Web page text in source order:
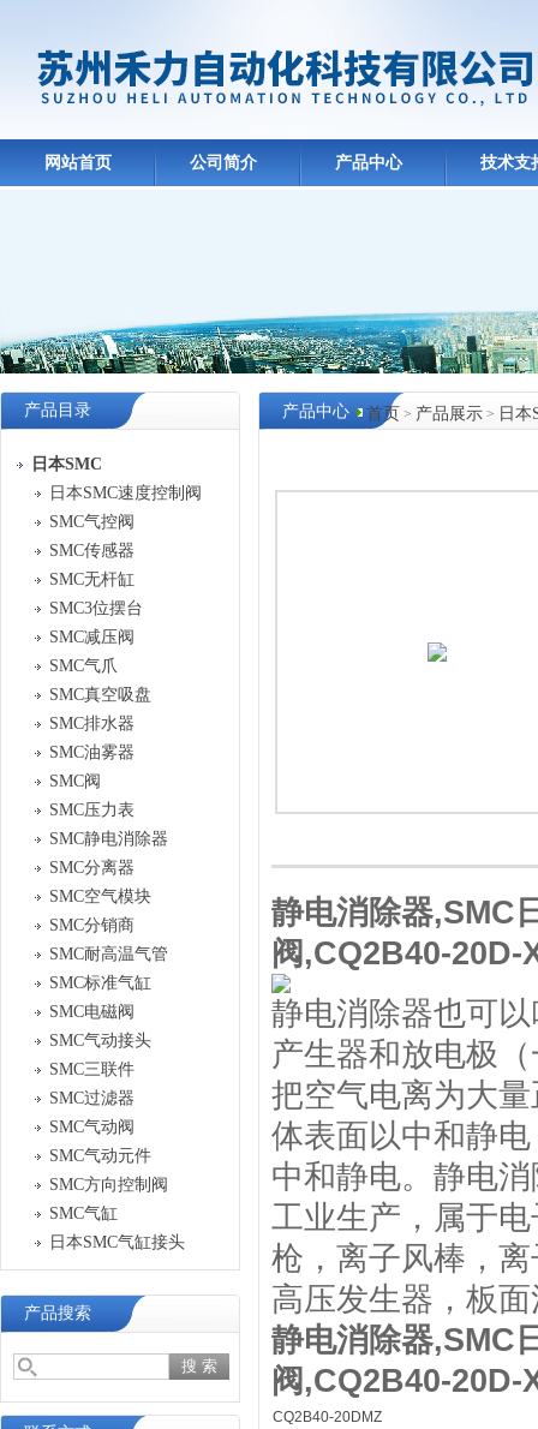
网站首页 公司简介 产品中心 技术支
产品目录
日本SMC
日本SMC速度控制阀
SMC气控阀
SMC传感器
SMC无杆缸
SMC3位摆台
SMC减压阀
SMC气爪
SMC真空吸盘
SMC排水器
SMC油雾器
SMC阀
SMC压力表
SMC静电消除器
SMC分离器
SMC空气模块
SMC分销商
SMC耐高温气管
SMC标准气缸
SMC电磁阀
SMC气动接头
SMC三联件
SMC过滤器
SMC气动阀
SMC气动元件
SMC方向控制阀
SMC气缸
日本SMC气缸接头
产品搜索
首页 > 产品展示 > 日本
产品中心
静电消除器,SMC
阀,CQ2B40-20D-
静电消除器也可
产生器和放电极
把空气电离为大
体表面以中和静
中和静电。静电
工业生产，属于
枪，离子风棒，
高压发生器，板
静电消除器,SMC
阀,CQ2B40-20D-
CQ2B40-20DMZ